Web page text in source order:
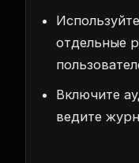
отдельные
Включите
ведите